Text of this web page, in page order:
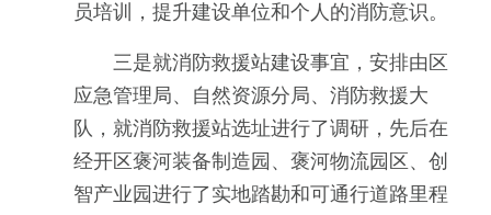
员培训，提升建设单位和个人的消防意识。
三是就消防救援站建设事宜，安排由区
应急管理局、自然资源分局、消防救援大
队，就消防救援站选址进行了调研，先后在
经开区褒河装备制造园、褒河物流园区、创
智产业园进行了实地踏勘和可通行道路里程